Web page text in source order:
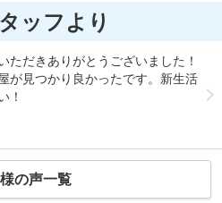
ッフより
ただきありがとうございました！
が見つかり良かったです。新生活
！
の声一覧